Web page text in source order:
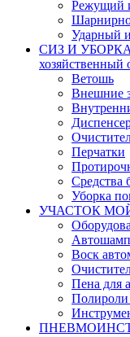
Режущий
Ударный
СИЗ И
хозяйственный
Ветошь
Внешние
Перчатки
Средства
Уборка
УЧАСТОК
Воск
Пена для
Полироли